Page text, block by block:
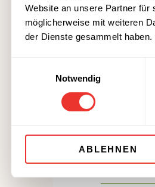
Website an unsere Partner für
möglicherweise mit weiteren
der Dienste gesammelt haben.
Notwendig
ABLEHNEN